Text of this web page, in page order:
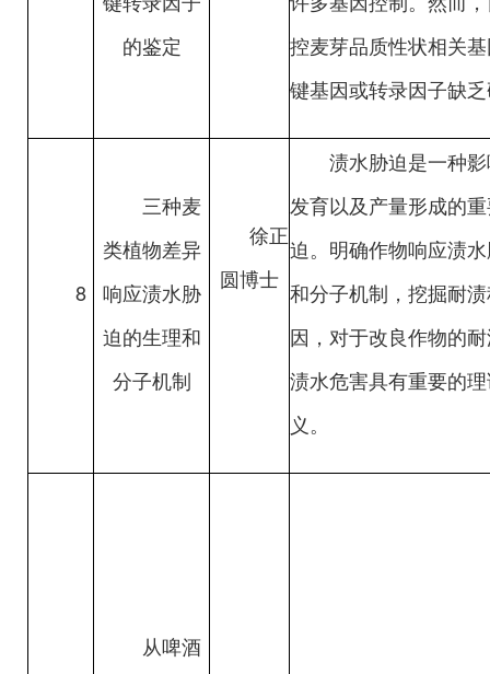
的鉴定
控麦芽品质性状相关
键基因或转录因子缺
8
三种麦
类植物差异
响应渍水胁
迫的生理和
分子机制
徐正
圆博士
渍水胁迫是一种
发育以及产量形成的
迫。明确作物响应渍
和分子机制，挖掘耐
因，对于改良作物的
渍水危害具有重要的
义。
从啤酒